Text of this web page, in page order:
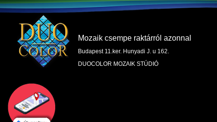
Mozaik csempe raktárról azonnal
Budapest 11.ker. Hunyadi J. u 162.
DUOCOLOR MOZAIK STÚDIÓ